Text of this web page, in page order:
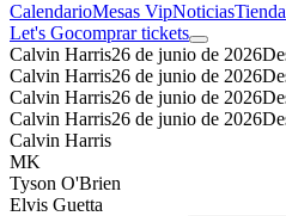
CalendarioMesas VipNoticiasTienda
Let's Gocomprar tickets
Calvin Harris26 de junio de 2026
Calvin Harris26 de junio de 2026
Calvin Harris26 de junio de 2026
Calvin Harris26 de junio de 2026
Calvin Harris
MK
Tyson O'Brien
Elvis Guetta